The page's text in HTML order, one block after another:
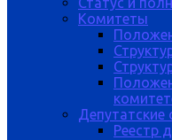
Комитеты
Депутатские
Реестр